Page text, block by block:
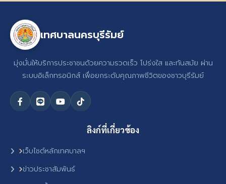
เทศบาลนครบุรีรัมย์
มุ่งมั่นให้บริการประชาชนด้วยความรวดเร็ว โปร่งใส และทันสมัย ผ่าน
ระบบอิเล็กทรอนิกส์ เพื่อยกระดับคุณภาพชีวิตของชาวบุรีรัมย์
ลิงก์ที่เกี่ยวข้อง
เว็บไซต์หลักเทศบาลฯ
ข่าวประชาสัมพันธ์